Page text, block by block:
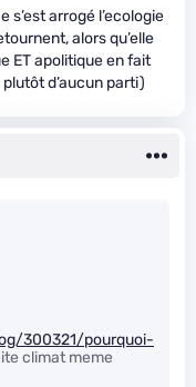
s’est arrogé l’ecologie
alors qu’elle
ET apolitique en fait
d’aucun parti)
300321/pourquoi-
climat meme